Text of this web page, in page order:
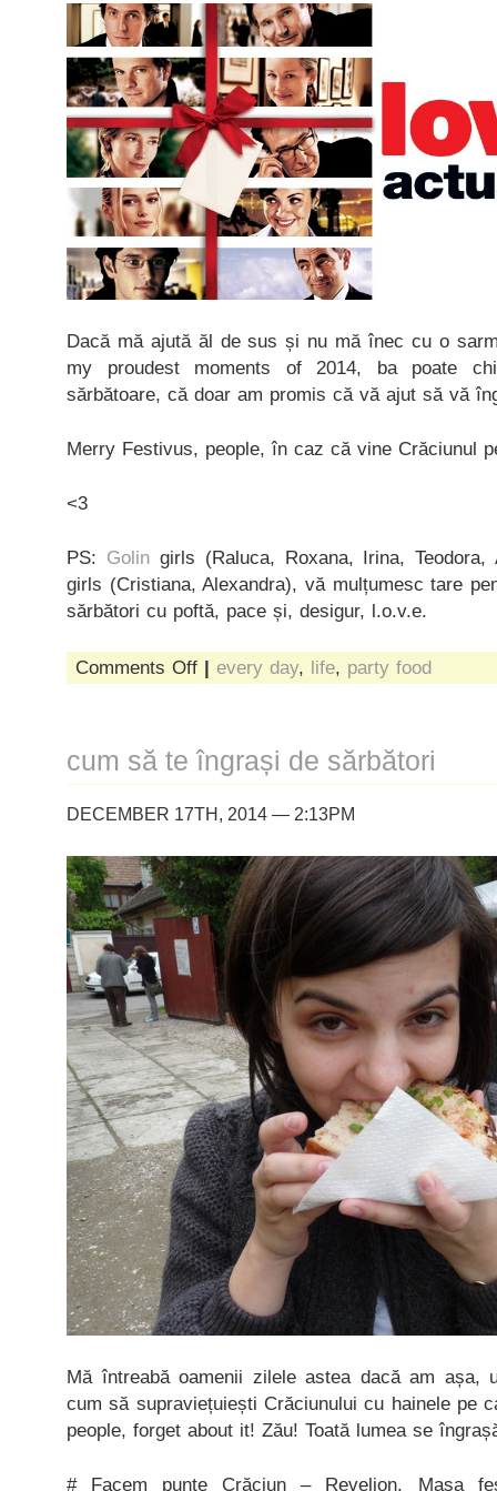
Dacă mă ajută ăl de sus și nu mă înec cu o
my proudest moments of 2014, ba poate
sărbătoare, că doar am promis că vă ajut să vă
Merry Festivus, people, în caz că vine Crăciunul
<3
PS: Golingirls (Raluca, Roxana, Irina,
girls (Cristiana, Alexandra), vă mulțumesc tare
sărbători cu poftă, pace și, desigur, l.o.v.e.
Comments Offon
decembrie
| every day, life, party food
cum să te îngrași de sărbători
DECEMBER 17TH, 2014 — 2:13PM
Mă întreabă oamenii zilele astea dacă am așa,
cum să supraviețuiești Crăciunului cu hainele pe
people, forget about it! Zău! Toată lumea se
# Facem punte Crăciun – Revelion. Masa